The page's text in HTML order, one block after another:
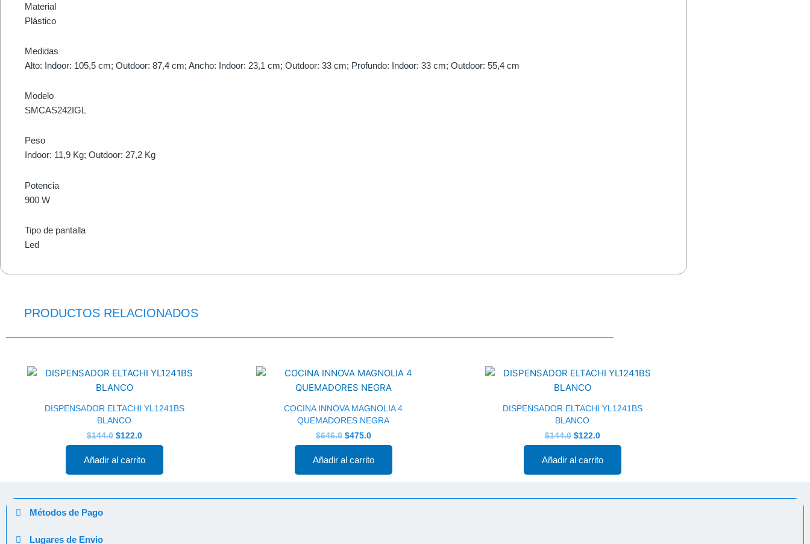
Material
Plástico
Medidas
Alto: Indoor: 105,5 cm; Outdoor: 87,4 cm; Ancho: Indoor: 23,1 cm; Outdoor: 33 cm; Profundo: Indoor: 33 cm; Outdoor: 55,4 cm
Modelo
SMCAS242IGL
Peso
Indoor: 11,9 Kg; Outdoor: 27,2 Kg
Potencia
900 W
Tipo de pantalla
Led
PRODUCTOS RELACIONADOS
DISPENSADOR ELTACHI YL1241BS
BLANCO
$144.0
original
$144.0.
$122.0
actual
Añadir al carrito
COCINA INNOVA MAGNOLIA 4
QUEMADORES NEGRA
$646.0
original
$646.0.
$475.0
actual
$475.0.
Añadir al carrito
DISPENSADOR ELTACHI YL1241BS
BLANCO
$144.0
original
$144.0.
$122.0
actual
Añadir al carrito
Métodos de Pago
Lugares de Envio